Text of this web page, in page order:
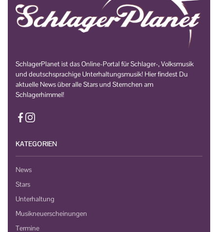
SchlagerPlanet ist das Online-Portal für Schlager-, Volksmusik
und deutschsprachige Unterhaltungsmusik! Hier findest Du
aktuelle News über alle Stars und Sternchen am
Schlagerhimmel!
KATEGORIEN
News
Stars
Unterhaltung
Musikneuerscheinungen
Termine